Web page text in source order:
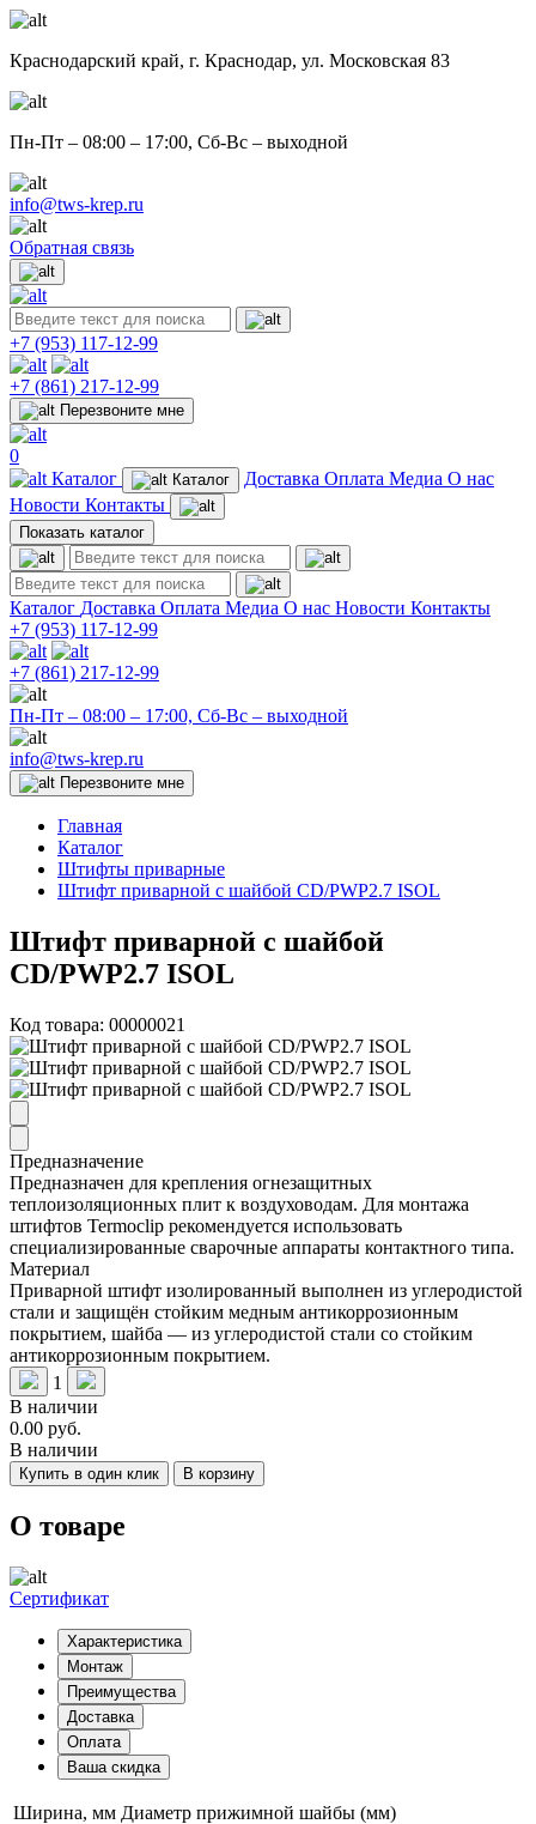
Краснодарский край, г. Краснодар, ул. Московская 83
Пн-Пт – 08:00 – 17:00, Сб-Вс – выходной
info@tws-krep.ru
Обратная связь
+7 (953) 117-12-99
+7 (861) 217-12-99
Перезвоните мне
0
Каталог
Каталог Доставка Оплата Медиа О нас
Новости Контакты
Показать каталог
Каталог Доставка Оплата Медиа О нас Новости Контакты
+7 (953) 117-12-99
+7 (861) 217-12-99
Пн-Пт – 08:00 – 17:00, Сб-Вс – выходной
info@tws-krep.ru
Перезвоните мне
Главная
Каталог
Штифты приварные
Штифт приварной с шайбой CD/PWP2.7 ISOL
Штифт приварной с шайбой
CD/PWP2.7 ISOL
Код товара: 00000021
Предназначение
Предназначен для крепления огнезащитных
теплоизоляционных плит к воздуховодам. Для монтажа
штифтов Termoclip рекомендуется использовать
специализированные сварочные аппараты контактного типа.
Материал
Приварной штифт изолированный выполнен из углеродистой
стали и защищён стойким медным антикоррозионным
покрытием, шайба — из углеродистой стали со стойким
антикоррозионным покрытием.
1
В наличии
0.00 руб.
В наличии
Купить в один клик В корзину
О товаре
Сертификат
Характеристика
Монтаж
Преимущества
Доставка
Оплата
Ваша скидка
Ширина, мм Диаметр прижимной шайбы (мм)